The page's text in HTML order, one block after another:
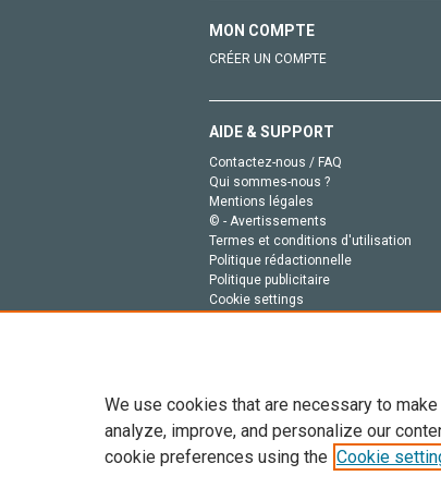
MON COMPTE
CRÉER UN COMPTE
AIDE & SUPPORT
Contactez-nous / FAQ
Qui sommes-nous ?
Mentions légales
© - Avertissements
Termes et conditions d'utilisation
Politique rédactionnelle
Politique publicitaire
Cookie settings
Tout le contenu de ce site: Copyright ©
de données, a la formation en IA et
We use cookies that are necessary to
analyze, improve, and personalize our
cookie preferences using the Cookie